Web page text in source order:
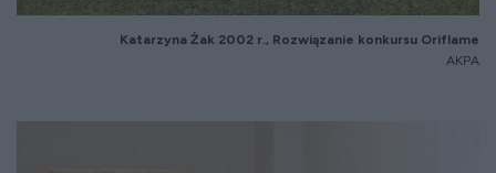
Katarzyna Żak 2002 r., Rozwiązanie konkursu Oriflame
AKPA